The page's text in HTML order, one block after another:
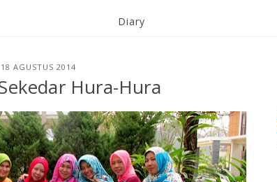
Diary
AGUSTUS 2014
Hura-Hura